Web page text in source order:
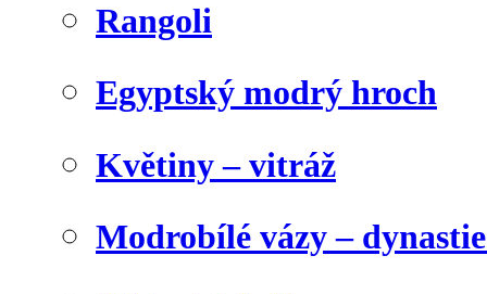
Rangoli
Egyptský modrý hroch
Květiny – vitráž
Modrobílé vázy –